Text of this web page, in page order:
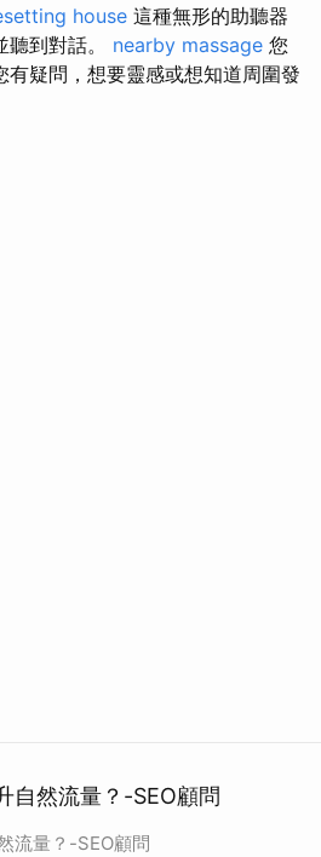
house 這種無形的助聽器
到對話。 nearby massage 您
有疑問，想要靈感或想知道周圍發
自然流量？-SEO顧問
流量？-SEO顧問